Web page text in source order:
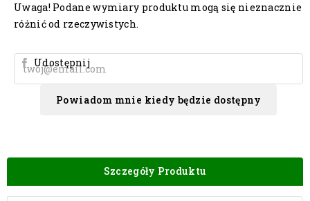
Uwaga! Podane wymiary produktu mogą się nieznacznie
różnić od rzeczywistych.
Powiadom mnie kiedy będzie dostępny
Udostępnij
Szczegóły Produktu